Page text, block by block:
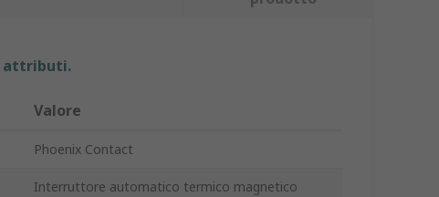
attributi.
Valore
Phoenix Contact
Interruttore automatico termico magnetico